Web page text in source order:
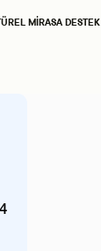
MIRASA DESTEK